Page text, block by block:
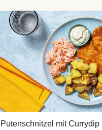
Putenschnitzel mit Currydip